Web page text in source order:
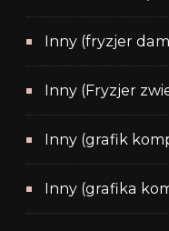
Inny (fryzjer
Inny (Fryzjer
Inny (grafik
Inny (grafika